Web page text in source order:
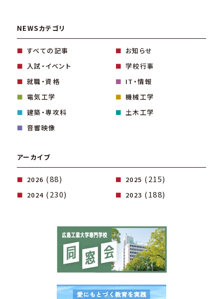
NEWSカテゴリ
すべての記事
お知らせ
入試・イベント
学校行事
就職・資格
IT・情報
電気工学
機械工学
建築・専攻科
土木工学
音響映像
アーカイブ
2026 (88) 2025 (215)
2024 (230) 2023 (188)